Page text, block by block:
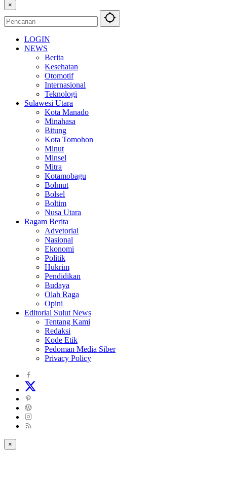
×
LOGIN
NEWS
Berita
Kesehatan
Otomotif
Internasional
Teknologi
Sulawesi Utara
Kota Manado
Minahasa
Bitung
Kota Tomohon
Minut
Minsel
Mitra
Kotamobagu
Bolmut
Bolsel
Boltim
Nusa Utara
Ragam Berita
Advetorial
Nasional
Ekonomi
Politik
Hukrim
Pendidikan
Budaya
Olah Raga
Opini
Editorial Sulut News
Tentang Kami
Redaksi
Kode Etik
Pedoman Media Siber
Privacy Policy
×